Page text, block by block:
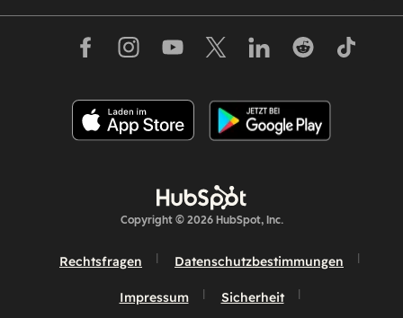
Copyright © 2026 HubSpot, Inc.
Rechtsfragen Datenschutzbestimmungen
Impressum Sicherheit